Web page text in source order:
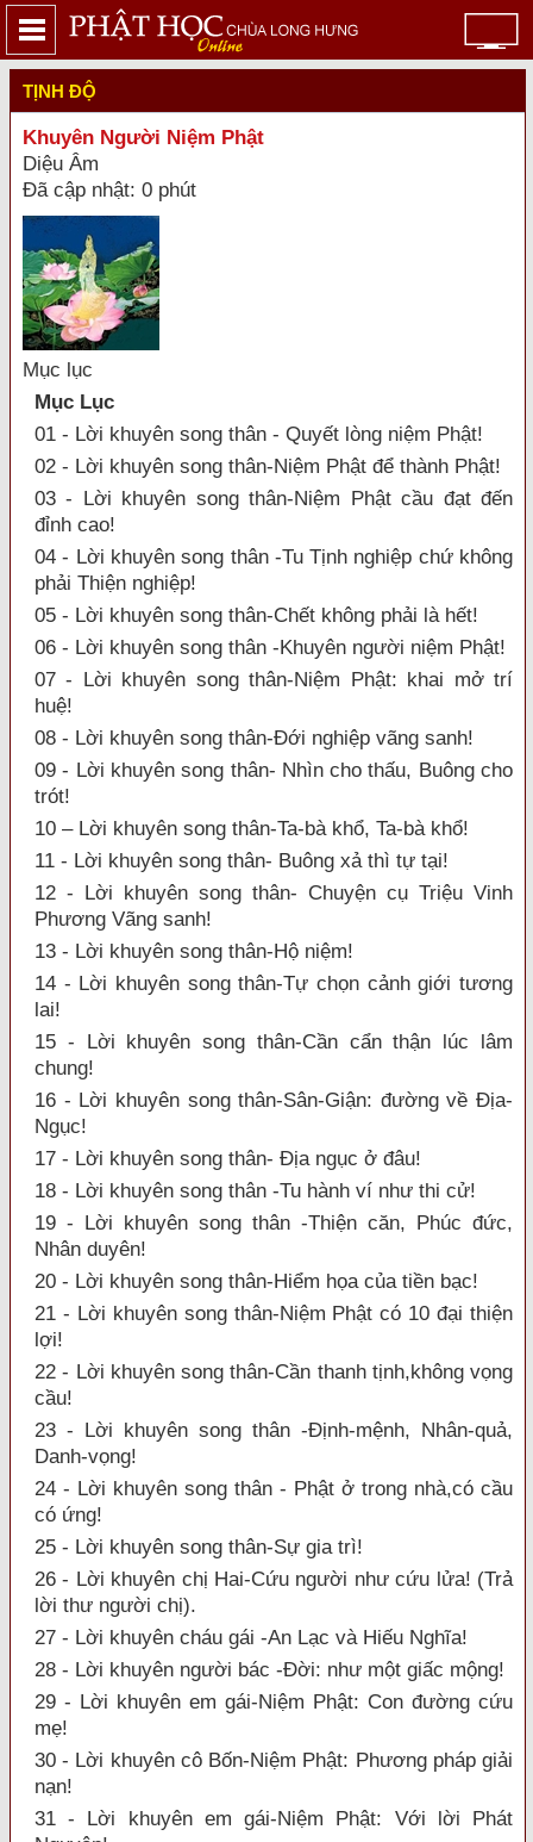
TỊNH ĐỘ
Khuyên Người Niệm Phật
Diệu Âm
Đã cập nhật: 0 phút
Mục lục
Mục Lục
01 - Lời khuyên song thân - Quyết lòng niệm Phật!
02 - Lời khuyên song thân-Niệm Phật để thành Phật!
03 - Lời khuyên song thân-Niệm Phật cầu đạt đến
đỉnh cao!
04 - Lời khuyên song thân -Tu Tịnh nghiệp chứ không
phải Thiện nghiệp!
05 - Lời khuyên song thân-Chết không phải là hết!
06 - Lời khuyên song thân -Khuyên người niệm Phật!
07 - Lời khuyên song thân-Niệm Phật: khai mở trí
huệ!
08 - Lời khuyên song thân-Đới nghiệp vãng sanh!
09 - Lời khuyên song thân- Nhìn cho thấu, Buông cho
trót!
10 – Lời khuyên song thân-Ta-bà khổ, Ta-bà khổ!
11 - Lời khuyên song thân- Buông xả thì tự tại!
12 - Lời khuyên song thân- Chuyện cụ Triệu Vinh
Phương Vãng sanh!
13 - Lời khuyên song thân-Hộ niệm!
14 - Lời khuyên song thân-Tự chọn cảnh giới tương
lai!
15 - Lời khuyên song thân-Cần cẩn thận lúc lâm
chung!
16 - Lời khuyên song thân-Sân-Giận: đường về Địa-
Ngục!
17 - Lời khuyên song thân- Địa ngục ở đâu!
18 - Lời khuyên song thân -Tu hành ví như thi cử!
19 - Lời khuyên song thân -Thiện căn, Phúc đức,
Nhân duyên!
20 - Lời khuyên song thân-Hiểm họa của tiền bạc!
21 - Lời khuyên song thân-Niệm Phật có 10 đại thiện
lợi!
22 - Lời khuyên song thân-Cần thanh tịnh,không vọng
cầu!
23 - Lời khuyên song thân -Định-mệnh, Nhân-quả,
Danh-vọng!
24 - Lời khuyên song thân - Phật ở trong nhà,có cầu
có ứng!
25 - Lời khuyên song thân-Sự gia trì!
26 - Lời khuyên chị Hai-Cứu người như cứu lửa! (Trả
lời thư người chị).
27 - Lời khuyên cháu gái -An Lạc và Hiếu Nghĩa!
28 - Lời khuyên người bác -Đời: như một giấc mộng!
29 - Lời khuyên em gái-Niệm Phật: Con đường cứu
mẹ!
30 - Lời khuyên cô Bốn-Niệm Phật: Phương pháp giải
nạn!
31 - Lời khuyên em gái-Niệm Phật: Với lời Phát